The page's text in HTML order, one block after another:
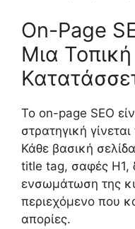
On-Page
Μια
Το on-page SEO
στρατηγική
Κάθε βασική
title tag, σαφές H1,
ενσωμάτωση της
περιεχόμενο που
απορίες.